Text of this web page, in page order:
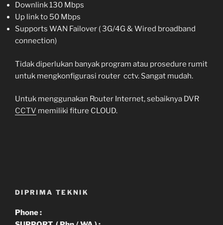
Downlink 130 Mbps
Up link to 50 Mbps
Supports WAN Failover ( 3G/4G & Wired broadband
connection)
Tidak diperlukan banyak program atau prosedure rumit
untuk mengkonfigurasi router cctv. Sangat mudah.
Untuk menggunakan Router Internet, sebaiknya DVR
CCTV memiliki fiture CLOUD.
DIPRIMA TEKNIK
Phone :